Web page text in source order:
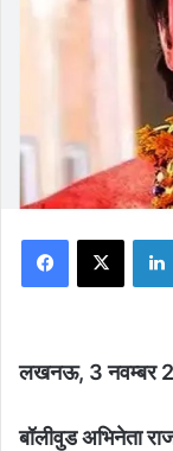
Facebook
X
लखनऊ, 3 नवम्बर
बॉलीवुड अभिनेता